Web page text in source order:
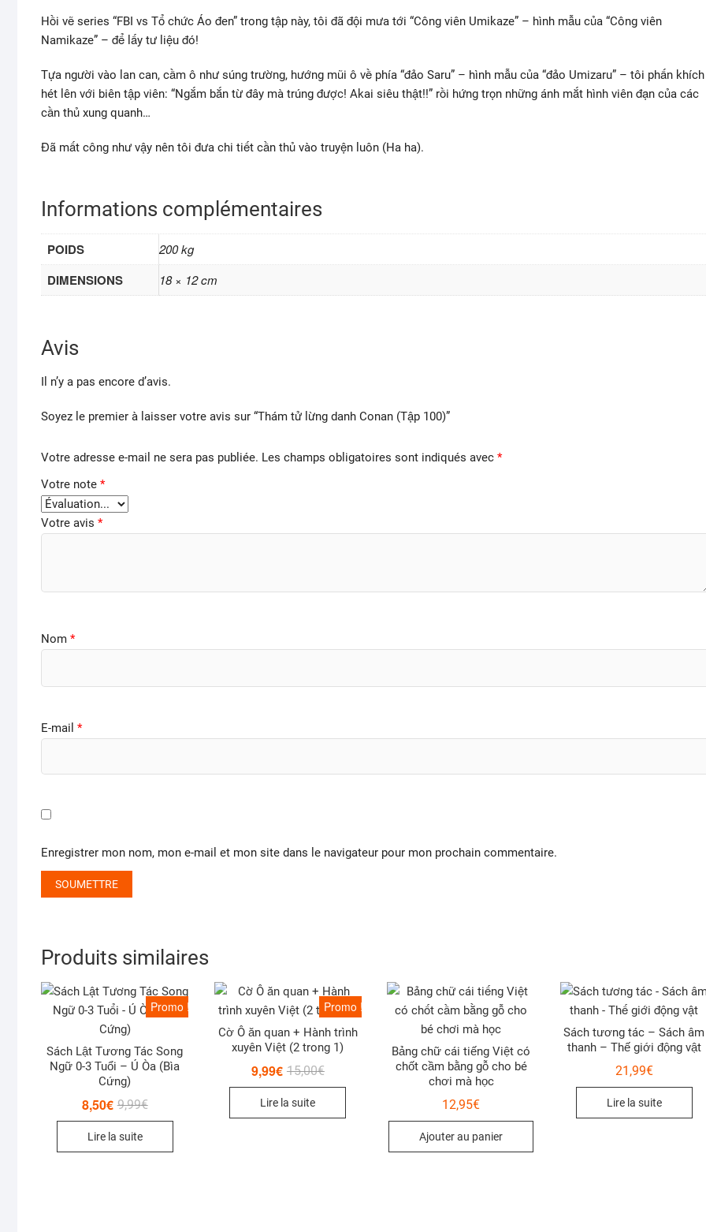
Hồi vẽ series “FBI vs Tổ chức Áo đen” trong tập này, tôi đã đội mưa tới “Công viên Umikaze” – hình mẫu của “Công viên
Namikaze” – để lấy tư liệu đó!
Tựa người vào lan can, cầm ô như súng trường, hướng mũi ô về phía “đảo Saru” – hình mẫu của “đảo Umizaru” – tôi phấn khích
hét lên với biên tập viên: “Ngắm bắn từ đây mà trúng được! Akai siêu thật!!” rồi hứng trọn những ánh mắt hình viên đạn của các
cần thủ xung quanh…
Đã mất công như vậy nên tôi đưa chi tiết cần thủ vào truyện luôn (Ha ha).
Informations complémentaires
POIDS 200 kg
DIMENSIONS 18 × 12 cm
Avis
Il n’y a pas encore d’avis.
Soyez le premier à laisser votre avis sur “Thám tử lừng danh Conan (Tập 100)”
Votre adresse e-mail ne sera pas publiée. Les champs obligatoires sont indiqués avec *
Votre note *
Votre avis *
Nom *
E-mail *
Enregistrer mon nom, mon e-mail et mon site dans le navigateur pour mon prochain commentaire.
Produits similaires
Promo !
Sách Lật Tương Tác Song
Ngữ 0-3 Tuổi – Ú Òa (Bìa
Cứng)
9,99€Le
9,99€.
8,50€
Le
8,50€.
Lire la suite
Promo !
Cờ Ô ăn quan + Hành trình
xuyên Việt (2 trong 1)
15,00€Le
15,00€.
9,99€
Le
9,99€.
Lire la suite
Bảng chữ cái tiếng Việt có
chốt cầm bằng gỗ cho bé
chơi mà học
12,95€
Ajouter au panier
Sách tương tác – Sách âm
thanh – Thế giới động vật
21,99€
Lire la suite